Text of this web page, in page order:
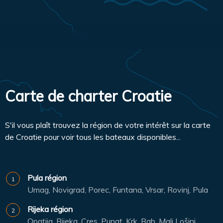
Carte de charter Croatie
S'il vous plaît trouvez la région de votre intérêt sur la carte
de Croatie pour voir tous les bateaux disponibles...
Pula région
Umag, Novigrad, Porec, Funtana, Vrsar, Rovinj, Pula
Rijeka région